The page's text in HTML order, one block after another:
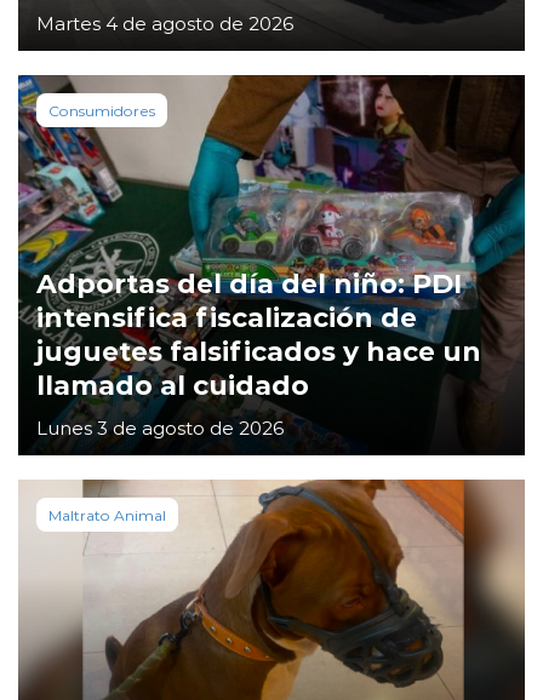
Martes 4 de agosto de 2026
Consumidores
Adportas del día del niño: PDI
intensifica fiscalización de
juguetes falsificados y hace un
llamado al cuidado
Lunes 3 de agosto de 2026
Maltrato Animal